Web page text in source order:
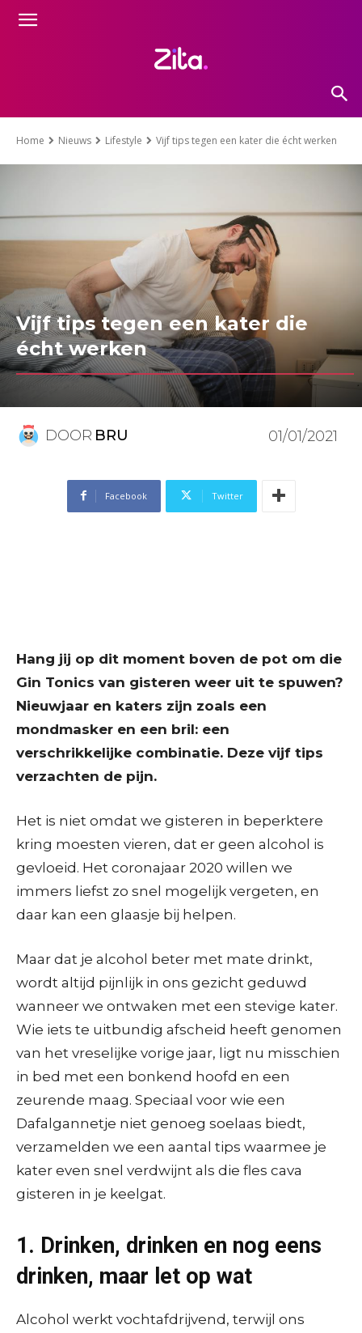
Home Nieuws Lifestyle Vijf tips tegen een kater die écht werken
Vijf tips tegen een kater die
écht werken
DOOR BRU 01/01/2021
Facebook Twitter
Hang jij op dit moment boven de pot om die
Gin Tonics van gisteren weer uit te spuwen?
Nieuwjaar en katers zijn zoals een
mondmasker en een bril: een
verschrikkelijke combinatie. Deze vijf tips
verzachten de pijn.
Het is niet omdat we gisteren in beperktere
kring moesten vieren, dat er geen alcohol is
gevloeid. Het coronajaar 2020 willen we
immers liefst zo snel mogelijk vergeten, en
daar kan een glaasje bij helpen.
Maar dat je alcohol beter met mate drinkt,
wordt altijd pijnlijk in ons gezicht geduwd
wanneer we ontwaken met een stevige kater.
Wie iets te uitbundig afscheid heeft genomen
van het vreselijke vorige jaar, ligt nu misschien
in bed met een bonkend hoofd en een
zeurende maag. Speciaal voor wie een
Dafalgannetje niet genoeg soelaas biedt,
verzamelden we een aantal tips waarmee je
kater even snel verdwijnt als die fles cava
gisteren in je keelgat.
1. Drinken, drinken en nog eens
drinken, maar let op wat
Alcohol werkt vochtafdrijvend, terwijl ons